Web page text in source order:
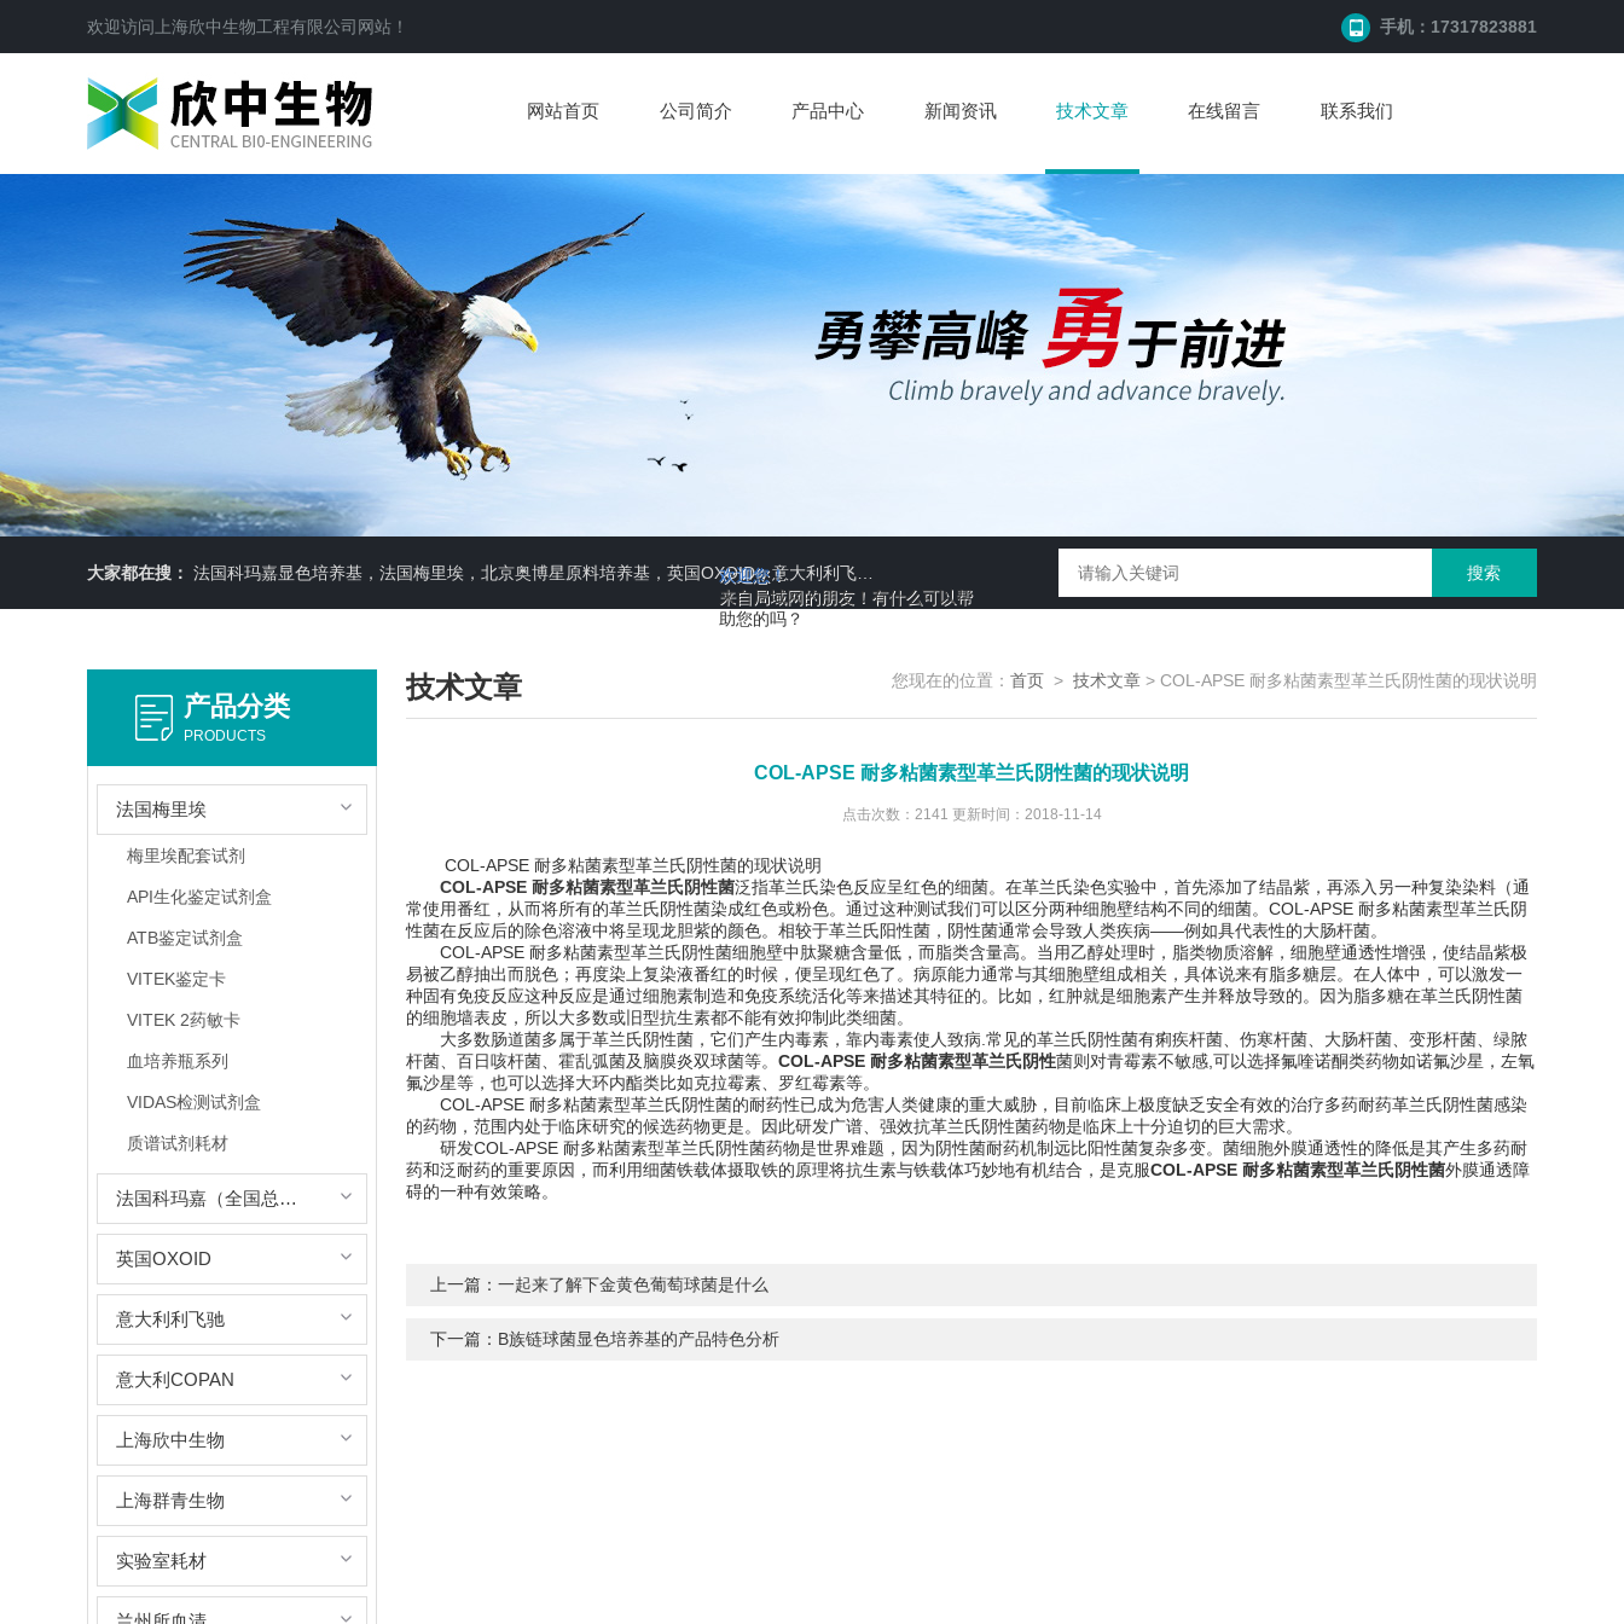
欢迎您！
来自局域网的朋友！有什么可以帮
助您的吗？
欢迎访问 上海欣中生物工程有限公司 网站！ 手机：17317823881
网站首页 公司简介 产品中心 新闻资讯 技术文章 在线留言 联系我们
大家都在搜： 法国科玛嘉显色培养基，法国梅里埃，北京奥博星原料培养基，英国OXOID，意大利利飞驰E-TEXT药敏纸条，COPAN运送培养基，即用性平板（血琼脂平板,Baird-Parker琼脂平板等），药典平板（TSA，SDA等）
产品分类
PRODUCTS
法国梅里埃
梅里埃配套试剂
API生化鉴定试剂盒
ATB鉴定试剂盒
VITEK鉴定卡
VITEK 2药敏卡
血培养瓶系列
VIDAS检测试剂盒
质谱试剂耗材
法国科玛嘉（全国总代理）
英国OXOID
意大利利飞驰
意大利COPAN
上海欣中生物
上海群青生物
实验室耗材
技术文章 您现在的位置： 首页 > 技术文章 > COL-APSE 耐多粘菌素型革兰氏阴性菌的现状说明
COL-APSE 耐多粘菌素型革兰氏阴性菌的现状说明
点击次数：2141 更新时间：2018-11-14
COL-APSE 耐多粘菌素型革兰氏阴性菌的现状说明
COL-APSE 耐多粘菌素型革兰氏阴性菌泛指革兰氏染色反应呈红色的细菌。在革兰氏染色实验中，首先添加了结晶紫，再添入另一种复染染料（通
常使用番红，从而将所有的革兰氏阴性菌染成红色或粉色。通过这种测试我们可以区分两种细胞壁结构不同的细菌。COL-APSE 耐多粘菌素型革兰氏阴
性菌在反应后的除色溶液中将呈现龙胆紫的颜色。相较于革兰氏阳性菌，阴性菌通常会导致人类疾病——例如具代表性的大肠杆菌。
COL-APSE 耐多粘菌素型革兰氏阴性菌细胞壁中肽聚糖含量低，而脂类含量高。当用乙醇处理时，脂类物质溶解，细胞壁通透性增强，使结晶紫极
易被乙醇抽出而脱色；再度染上复染液番红的时候，便呈现红色了。病原能力通常与其细胞壁组成相关，具体说来有脂多糖层。在人体中，可以激发一
种固有免疫反应这种反应是通过细胞素制造和免疫系统活化等来描述其特征的。比如，红肿就是细胞素产生并释放导致的。因为脂多糖在革兰氏阴性菌
的细胞墙表皮，所以大多数或旧型抗生素都不能有效抑制此类细菌。
大多数肠道菌多属于革兰氏阴性菌，它们产生内毒素，靠内毒素使人致病.常见的革兰氏阴性菌有痢疾杆菌、伤寒杆菌、大肠杆菌、变形杆菌、绿脓
杆菌、百日咳杆菌、霍乱弧菌及脑膜炎双球菌等。 COL-APSE 耐多粘菌素型革兰氏阴性菌则对青霉素不敏感,可以选择氟喹诺酮类药物如诺氟沙星，左氧
氟沙星等，也可以选择大环内酯类比如克拉霉素、罗红霉素等。
COL-APSE 耐多粘菌素型革兰氏阴性菌的耐药性已成为危害人类健康的重大威胁，目前临床上极度缺乏安全有效的治疗多药耐药革兰氏阴性菌感染
的药物，范围内处于临床研究的候选药物更是。因此研发广谱、强效抗革兰氏阴性菌药物是临床上十分迫切的巨大需求。
研发COL-APSE 耐多粘菌素型革兰氏阴性菌药物是世界难题，因为阴性菌耐药机制远比阳性菌复杂多变。菌细胞外膜通透性的降低是其产生多药耐
药和泛耐药的重要原因，而利用细菌铁载体摄取铁的原理将抗生素与铁载体巧妙地有机结合，是克服COL-APSE 耐多粘菌素型革兰氏阴性菌外膜通透障
碍的一种有效策略。
上一篇： 一起来了解下金黄色葡萄球菌是什么
下一篇： B族链球菌显色培养基的产品特色分析